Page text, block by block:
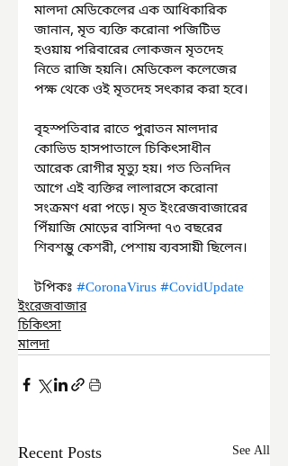
মালদা মেডিকেলের এক আধিকারিক
জানান, মৃত ব্যক্তি করোনা পজিটিভ
হওয়ায় পরিবারের লোকজন মৃতদেহ
নিতে রাজি হয়নি। মেডিকেল কলেজের
পক্ষ থেকে ওই মৃতদেহ সৎকার করা হবে।
বৃহস্পতিবার রাতে পুরাতন মালদার
কোভিড হাসপাতালে চিকিৎসাধীন
আরেক রোগীর মৃত্যু হয়। গত তিনদিন
আগে এই ব্যক্তির লালারসে করোনা
সংক্রমণ ধরা পড়ে। মৃত ইংরেজবাজারের
পিঁয়াজি মোড়ের বাসিন্দা ৭৩ বছরের
শিবশম্ভু কেশরী, পেশায় ব্যবসায়ী ছিলেন।
টপিকঃ #CoronaVirus #CovidUpdate
ইংরেজবাজার
চিকিৎসা
মালদা
Recent Posts See All